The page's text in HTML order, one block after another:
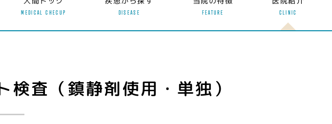
MEDICAL CHECUP DISEASE FEATURE CLINIC
査（鎮静剤使用・単独）